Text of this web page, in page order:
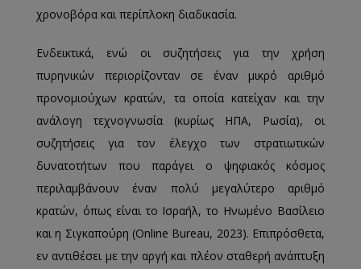
χρονοβόρα και περίπλοκη διαδικασία.
Ενδεικτικά, ενώ οι συζητήσεις για την χρήση
πυρηνικών περιορίζονταν σε έναν μικρό αριθμό
προνομιούχων κρατών, τα οποία κατείχαν και την
ανάλογη τεχνογνωσία (κυρίως ΗΠΑ, Ρωσία), οι
συζητήσεις για τον έλεγχο των στρατιωτικών
δυνατοτήτων που παράγει ο ψηφιακός κόσμος
περιλαμβάνουν έναν πολύ μεγαλύτερο αριθμό
κρατών, όπως είναι το Ισραήλ, το Ηνωμένο Βασίλειο
και η Σιγκαπούρη (Online Bureau, 2023). Επιπρόσθετα,
εν αντιθέσει με την αργή και πλέον σταθερή ανάπτυξη